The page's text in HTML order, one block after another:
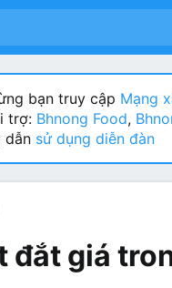
bạn truy cập Mạng
trợ: Bhnong Food,
dẫn sử dụng diễn đàn
đắt giá